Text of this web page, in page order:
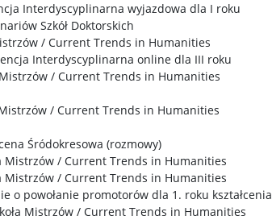
Interdyscyplinarna wyjazdowa dla I roku
Szkół Doktorskich
/ Current Trends in Humanities
Interdyscyplinarna online dla III roku
/ Current Trends in Humanities
/ Current Trends in Humanities
Śródokresowa (rozmowy)
Mistrzów / Current Trends in Humanities
Mistrzów / Current Trends in Humanities
o powołanie promotorów dla 1. roku kształcenia
Mistrzów / Current Trends in Humanities